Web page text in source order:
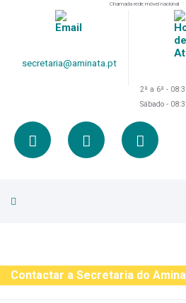
Chamada rede móvel nacional
secretaria@aminata.pt
2ª a 6ª -
Sábado -
Contactar a Secretaria do